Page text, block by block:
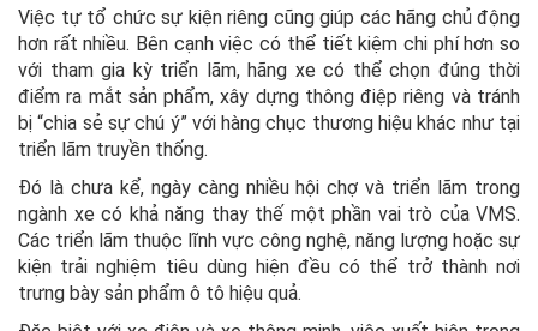
Việc tự tổ chức sự kiện riêng cũng giúp các hãng chủ động
hơn rất nhiều. Bên cạnh việc có thể tiết kiệm chi phí hơn so
với tham gia kỳ triển lãm, hãng xe có thể chọn đúng thời
điểm ra mắt sản phẩm, xây dựng thông điệp riêng và tránh
bị “chia sẻ sự chú ý” với hàng chục thương hiệu khác như tại
triển lãm truyền thống.
Đó là chưa kể, ngày càng nhiều hội chợ và triển lãm trong
ngành xe có khả năng thay thế một phần vai trò của VMS.
Các triển lãm thuộc lĩnh vực công nghệ, năng lượng hoặc sự
kiện trải nghiệm tiêu dùng hiện đều có thể trở thành nơi
trưng bày sản phẩm ô tô hiệu quả.